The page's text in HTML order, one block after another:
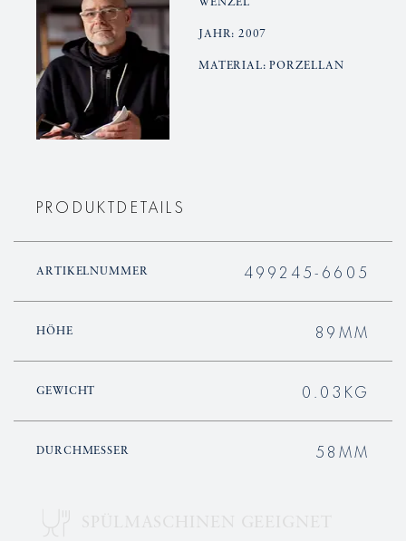
WENZEL
JAHR: 2007
MATERIAL: PORZELLAN
PRODUKTDETAILS
ARTIKELNUMMER 499245-6605
HÖHE 89MM
GEWICHT 0.03KG
DURCHMESSER 58MM